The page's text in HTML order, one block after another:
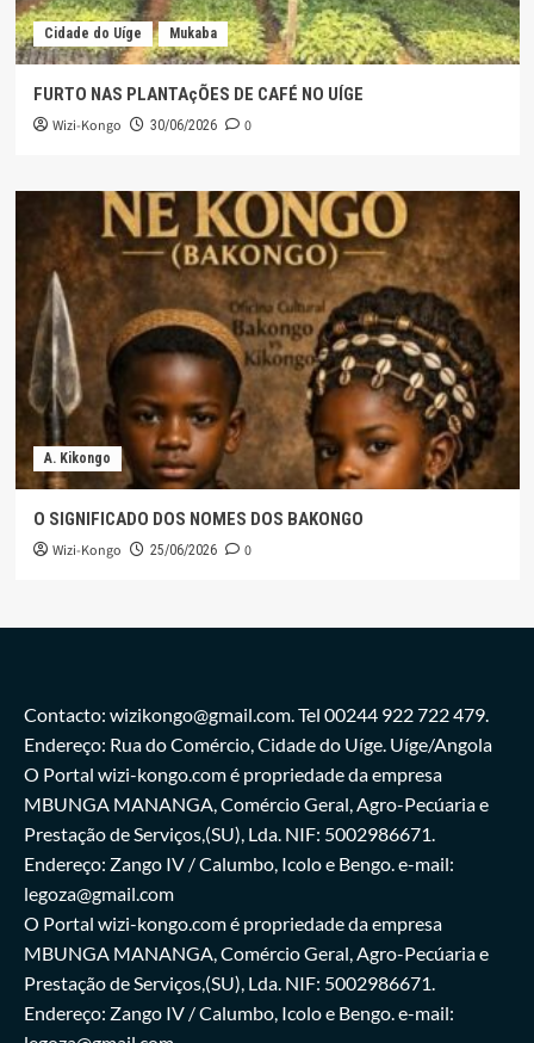
Cidade do Uíge Mukaba
FURTO NAS PLANTAçÕES DE CAFÉ NO UÍGE
Wizi-Kongo 30/06/2026 0
A. Kikongo
O SIGNIFICADO DOS NOMES DOS BAKONGO
Wizi-Kongo 25/06/2026 0
Contacto: wizikongo@gmail.com. Tel 00244 922 722 479.
Endereço: Rua do Comércio, Cidade do Uíge. Uíge/Angola
O Portal wizi-kongo.com é propriedade da empresa
MBUNGA MANANGA, Comércio Geral, Agro-Pecúaria e
Prestação de Serviços,(SU), Lda. NIF: 5002986671.
Endereço: Zango IV / Calumbo, Icolo e Bengo. e-mail:
legoza@gmail.com
O Portal wizi-kongo.com é propriedade da empresa
MBUNGA MANANGA, Comércio Geral, Agro-Pecúaria e
Prestação de Serviços,(SU), Lda. NIF: 5002986671.
Endereço: Zango IV / Calumbo, Icolo e Bengo. e-mail: